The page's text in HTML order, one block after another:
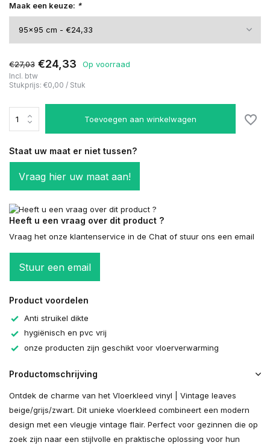
Maak een keuze: *
€27,03 €24,33 Op voorraad
Incl. btw
Stukprijs: €0,00 / Stuk
Toevoegen aan winkelwagen
Staat uw maat er niet tussen?
Vraag hier uw maat aan!
Heeft u een vraag over dit product ?
Vraag het onze klantenservice in de Chat of stuur ons een email
Stuur een email
Product voordelen
Anti struikel dikte
hygiënisch en pvc vrij
onze producten zijn geschikt voor vloerverwarming
Productomschrijving
Ontdek de charme van het Vloerkleed vinyl | Vintage leaves
beige/grijs/zwart. Dit unieke vloerkleed combineert een modern
design met een vleugje vintage flair. Perfect voor gezinnen die op
zoek zijn naar een stijlvolle en praktische oplossing voor hun